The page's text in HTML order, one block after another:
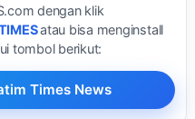
dengan klik
atau bisa menginstall
tombol berikut:
Times News